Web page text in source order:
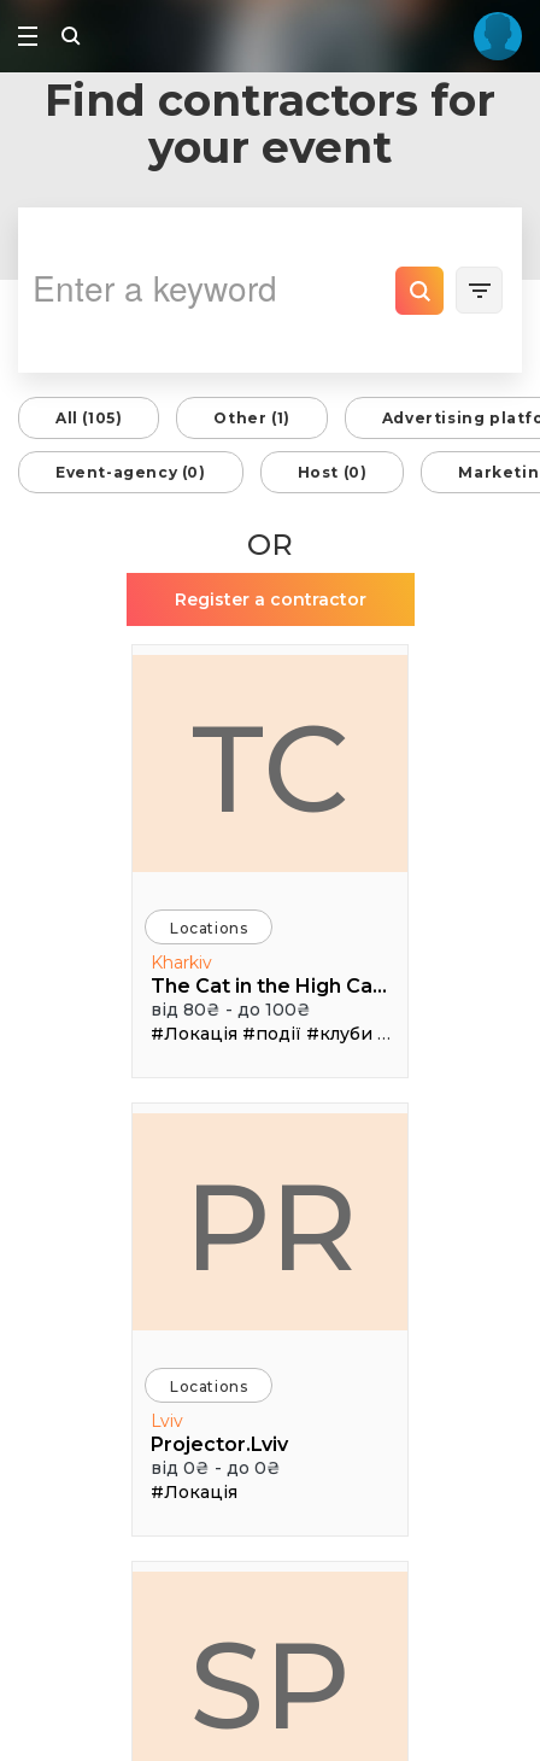
Find contractors for
your event
All (105) Other (1) Advertising
Event-agency (0) Host (0)
OR
Register a contractor
TC
Locations
Kharkiv
The Cat in the High Castle
від 80₴ - до 100₴
#Локація #події #клуби #Зал
PR
Locations
Lviv
Projector.Lviv
від 0₴ - до 0₴
#Локація
SP